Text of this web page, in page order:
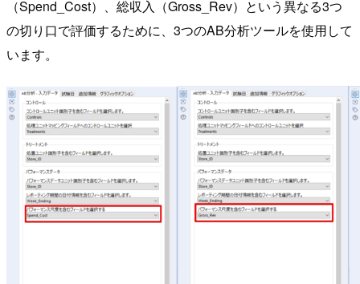
（Spend_Cost）、総収入（Gross_Rev）という異なる3つ
の切り口で評価するために、3つのAB分析ツールを使用して
います。